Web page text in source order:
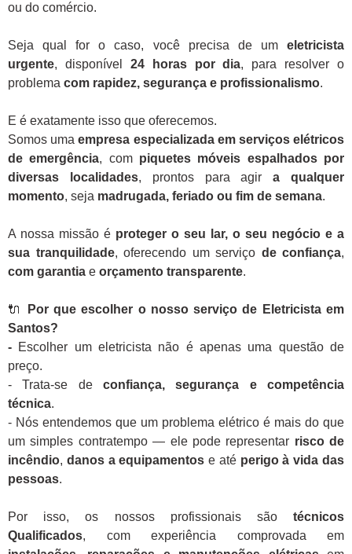
ou do comércio.
Seja qual for o caso, você precisa de um eletricista
urgente, disponível 24 horas por dia, para resolver o
problema com rapidez, segurança e profissionalismo.
E é exatamente isso que oferecemos.
Somos umaempresa especializada em serviços elétricos
de emergência, com piquetes móveis espalhados por
diversas localidades, prontos para agira qualquer
momento, seja madrugada, feriado ou fim de semana.
A nossa missão é proteger o seu lar, o seu negócio e a
sua tranquilidade, oferecendo um serviço de confiança,
com garantia e orçamento transparente.
🔌
Por que escolher o nosso serviço de Eletricista em
Santos?
- Escolher um eletricista não é apenas uma questão de
preço.
- Trata-se de confiança, segurança e competência
técnica.
- Nós entendemos que um problema elétrico é mais do que
um simples contratempo — ele pode representar risco de
incêndio, danos a equipamentos e até perigo à vida das
pessoas.
Por isso, os nossos profissionais são técnicos
Qualificados, com experiência comprovada em